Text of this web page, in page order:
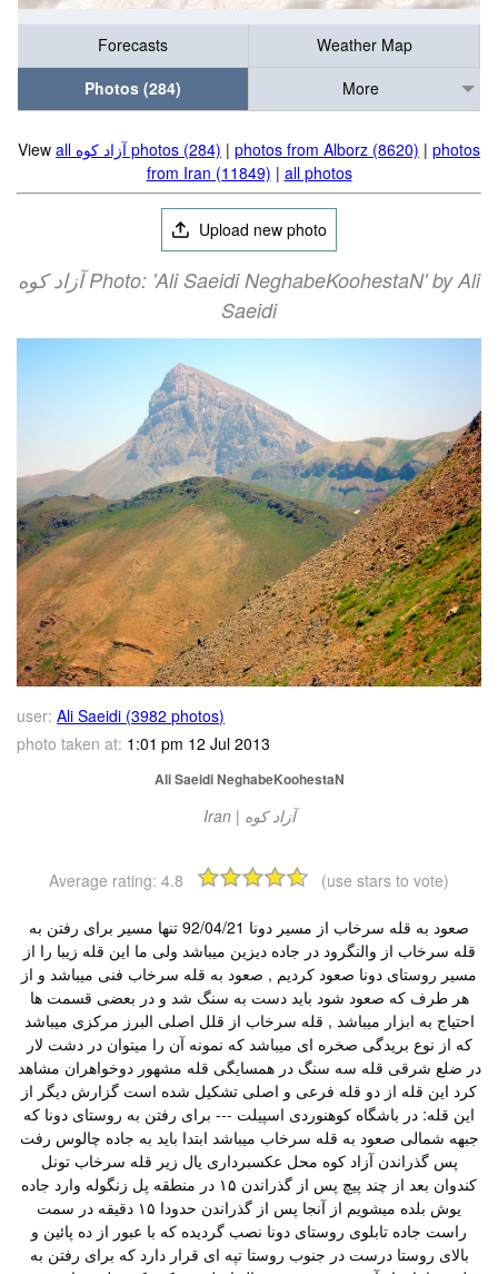
Forecasts
Weather Map
Photos (284)
More
View all آزاد کوه‎‎ photos (284) | photos from Alborz (8620) | photos
from Iran (11849) | all photos
Upload new photo
آزاد کوه‎‎ Photo: 'Ali Saeidi NeghabeKoohestaN' by Ali
Saeidi
user: Ali Saeidi (3982 photos)
photo taken at: 1:01 pm 12 Jul 2013
Ali Saeidi NeghabeKoohestaN
Iran | آزاد کوه‎‎
Average rating: 4.8 (use stars to vote)
صعود به قله سرخاب از مسیر دونا 92/04/21 تنها مسیر برای رفتن به
قله سرخاب از والنگرود در جاده دیزین میباشد ولی ما این قله زیبا را از
مسیر روستای دونا صعود کردیم , صعود به قله سرخاب فنی میباشد و از
هر طرف که صعود شود باید دست به سنگ شد و در بعضی قسمت ها
احتیاج به ابزار میباشد , قله سرخاب از قلل اصلی البرز مرکزی میباشد
که از نوع بریدگی صخره ای میباشد که نمونه آن را میتوان در دشت لار
در ضلع شرقی قله سه سنگ در همسایگی قله مشهور دوخواهران مشاهد
کرد این قله از دو قله فرعی و اصلی تشکیل شده است گزارش دیگر از
این قله: در باشگاه کوهنوردی اسپیلت --- برای رفتن به روستای دونا که
جبهه شمالی صعود به قله سرخاب میباشد ابتدا باید به جاده چالوس رفت
پس گذراندن آزاد کوه محل عکسبرداری یال زیر قله سرخاب تونل
کندوان بعد از چند پیچ پس از گذراندن ۱۵ در منطقه پل زنگوله وارد جاده
یوش بلده میشویم از آنجا پس از گذراندن حدودا ۱۵ دقیقه در سمت
راست جاده تابلوی روستای دونا نصب گردیده که با عبور از ده پائین و
بالای روستا درست در جنوب روستا تپه ای قرار دارد که برای رفتن به